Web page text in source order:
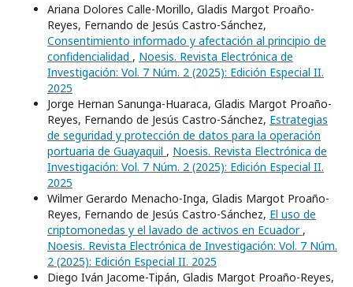
Ariana Dolores Calle-Morillo, Gladis Margot Proaño-
Reyes, Fernando de Jesús Castro-Sánchez,
Consentimiento informado y afectación al principio de
confidencialidad , Noesis. Revista Electrónica de
Investigación: Vol. 7 Núm. 2 (2025): Edición Especial II.
2025
Jorge Hernan Sanunga-Huaraca, Gladis Margot Proaño-
Reyes, Fernando de Jesús Castro-Sánchez, Estrategias
de seguridad y protección de datos para la operación
portuaria de Guayaquil , Noesis. Revista Electrónica de
Investigación: Vol. 7 Núm. 2 (2025): Edición Especial II.
2025
Wilmer Gerardo Menacho-Inga, Gladis Margot Proaño-
Reyes, Fernando de Jesús Castro-Sánchez, El uso de
criptomonedas y el lavado de activos en Ecuador ,
Noesis. Revista Electrónica de Investigación: Vol. 7 Núm.
2 (2025): Edición Especial II. 2025
Diego Iván Jacome-Tipán, Gladis Margot Proaño-Reyes,